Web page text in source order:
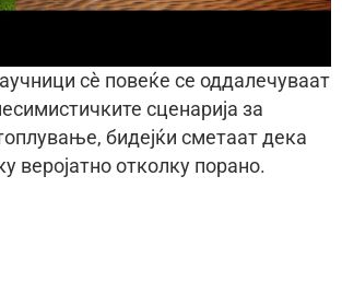
сè повеќе се оддалечуваат
сценарија за
бидејќи сметаат дека
веројатно отколку порано.